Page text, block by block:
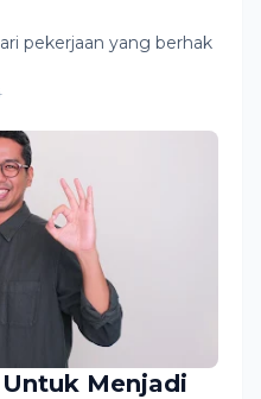
pekerjaan yang berhak
Menjadi